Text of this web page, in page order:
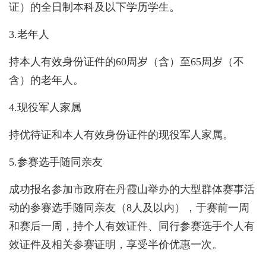
证）的全日制本科及以下学历学生。
3.老年人
持本人有效身份证件的60周岁（含）至65周岁（不
含）的老年人。
4.现役军人家属
持优待证和本人有效身份证件的现役军人家属。
5.参赛选手随同亲友
成功报名参加市政府在丹霞山举办的大型群体赛事活
动的参赛选手随同亲友（8人及以内），于赛前一周
和赛后一周，持个人有效证件、同行参赛选手个人有
效证件及相关参赛证明，享受半价优惠一次。